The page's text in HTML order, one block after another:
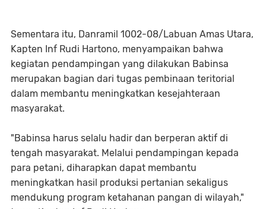
Sementara itu, Danramil 1002-08/Labuan Amas Utara,
Kapten Inf Rudi Hartono, menyampaikan bahwa
kegiatan pendampingan yang dilakukan Babinsa
merupakan bagian dari tugas pembinaan teritorial
dalam membantu meningkatkan kesejahteraan
masyarakat.
"Babinsa harus selalu hadir dan berperan aktif di
tengah masyarakat. Melalui pendampingan kepada
para petani, diharapkan dapat membantu
meningkatkan hasil produksi pertanian sekaligus
mendukung program ketahanan pangan di wilayah,"